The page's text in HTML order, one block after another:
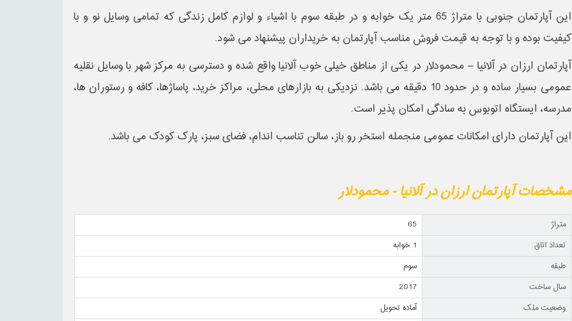
این آپارتمان جنوبی با متراژ 65 متر یک خوابه و در طبقه سوم با اشیاء و لوازم کامل زندگی که تمامی وسایل نو و با
کیفیت بوده و با توجه به قیمت فروش مناسب آپارتمان به خریداران پیشنهاد می شود.
آپارتمان ارزان در آلانیا – محمودلار در یکی از مناطق خیلی خوب آلانیا واقع شده و دسترسی به مرکز شهر با وسایل نقلیه
عمومی بسیار ساده و در حدود 10 دقیقه می باشد. نزدیکی به بازارهای محلی، مراکز خرید، پاساژها، کافه و رستوران ها،
مدرسه، ایستگاه اتوبوس به سادگی امکان پذیر است.
این آپارتمان دارای امکانات عمومی منجمله استخر رو باز، سالن تناسب اندام، فضای سبز، پارک کودک می باشد.
مشخصات آپارتمان ارزان در آلانیا - محمودلار
متراژ
65
تعداد اتاق
1 خوابه
طبقه
سوم
سال ساخت
2017
وضعیت ملک
آماده تحویل